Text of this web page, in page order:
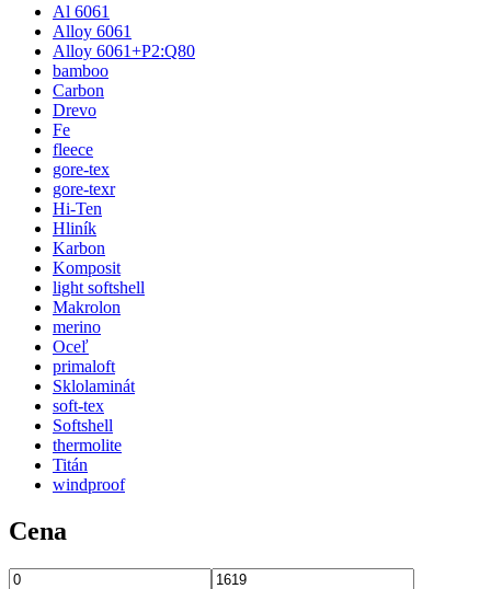
Al 6061
Alloy 6061
Alloy 6061+P2:Q80
bamboo
Carbon
Drevo
Fe
fleece
gore-tex
gore-texr
Hi-Ten
Hliník
Karbon
Komposit
light softshell
Makrolon
merino
Oceľ
primaloft
Sklolaminát
soft-tex
Softshell
thermolite
Titán
windproof
Cena